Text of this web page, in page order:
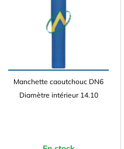
Manchette caoutchouc DN6
Diamètre intérieur 14.10